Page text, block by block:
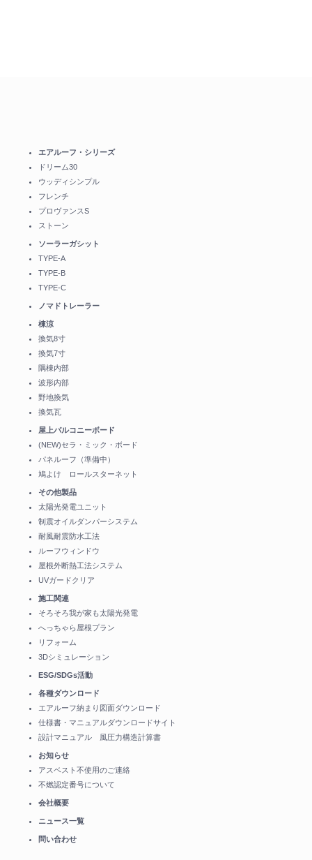
エアルーフ・シリーズ
ドリーム30
ウッディシンプル
フレンチ
プロヴァンスS
ストーン
ソーラーガシット
TYPE-A
TYPE-B
TYPE-C
ノマドトレーラー
棟涼
換気8寸
換気7寸
隅棟内部
波形内部
野地換気
換気瓦
屋上バルコニーボード
(NEW)セラ・ミック・ボード
パネルーフ（準備中）
鳩よけ ロールスターネット
その他製品
太陽光発電ユニット
制震オイルダンパーシステム
耐風耐震防水工法
ルーフウィンドウ
屋根外断熱工法システム
UVガードクリア
施工関連
そろそろ我が家も太陽光発電
へっちゃら屋根プラン
リフォーム
3Dシミュレーション
ESG/SDGs活動
各種ダウンロード
エアルーフ納まり図面ダウンロード
仕様書・マニュアルダウンロードサイト
設計マニュアル 風圧力構造計算書
お知らせ
アスベスト不使用のご連絡
不燃認定番号について
会社概要
ニュース一覧
問い合わせ